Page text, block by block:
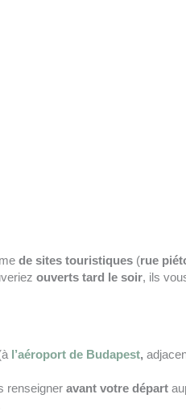
de sites touristiques (rue
ouverts tard le soir, ils
l’aéroport de Budapest,
renseigner avant votre départ